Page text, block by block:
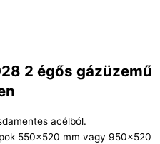
2 égős gázüzemű
acélból.
550×520 mm vagy 950×520